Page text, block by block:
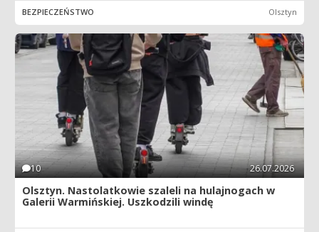
BEZPIECZEŃSTWO Olsztyn
10 26.07.2026
Olsztyn. Nastolatkowie szaleli na hulajnogach w
Galerii Warmińskiej. Uszkodzili windę